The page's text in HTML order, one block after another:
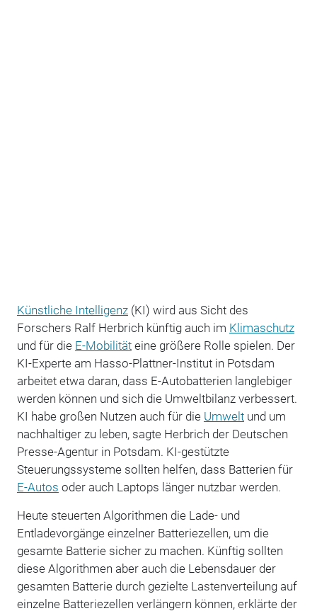
Künstliche Intelligenz(KI) wird aus Sicht des
Forschers Ralf Herbrich künftig auch im Klimaschutz
und für die E-Mobilitäteine größere Rolle spielen. Der
KI-Experte am Hasso-Plattner-Institut in Potsdam
arbeitet etwa daran, dass E-Autobatterien langlebiger
werden können und sich die Umweltbilanz verbessert.
KI habe großen Nutzen auch für die Umweltund um
nachhaltiger zu leben, sagte Herbrich der Deutschen
Presse-Agentur in Potsdam. KI-gestützte
Steuerungssysteme sollten helfen, dass Batterien für
E-Autos oder auch Laptops länger nutzbar werden.
Heute steuerten Algorithmen die Lade- und
Entladevorgänge einzelner Batteriezellen, um die
gesamte Batterie sicher zu machen. Künftig sollten
diese Algorithmen aber auch die Lebensdauer der
gesamten Batterie durch gezielte Lastenverteilung auf
einzelne Batteriezellen verlängern können, erklärte der